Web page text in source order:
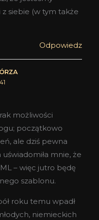
siebie (w tym także
Odpowiedz
możliwości
początkowo
ale dziś pewna
mnie, że
– więc jutro będę
szablonu.
roku temu wpadł
niemieckich